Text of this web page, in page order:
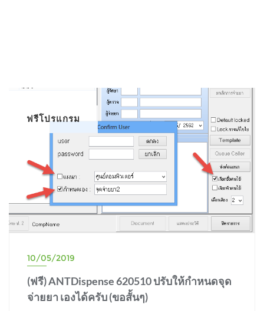
ฟรีโปรแกรม
10/05/2019
(ฟรี) ANTDispense 620510 ปรับให้กำหนดจุด
จ่ายยา เองได้ครับ (ขอสั้นๆ)